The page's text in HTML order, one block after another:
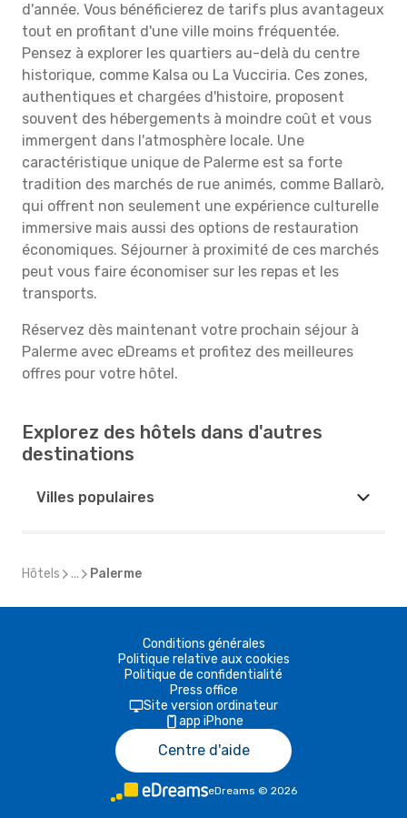
d'année. Vous bénéficierez de tarifs plus avantageux
tout en profitant d'une ville moins fréquentée.
Pensez à explorer les quartiers au-delà du centre
historique, comme Kalsa ou La Vucciria. Ces zones,
authentiques et chargées d'histoire, proposent
souvent des hébergements à moindre coût et vous
immergent dans l'atmosphère locale. Une
caractéristique unique de Palerme est sa forte
tradition des marchés de rue animés, comme Ballarò,
qui offrent non seulement une expérience culturelle
immersive mais aussi des options de restauration
économiques. Séjourner à proximité de ces marchés
peut vous faire économiser sur les repas et les
transports.
Réservez dès maintenant votre prochain séjour à
Palerme avec eDreams et profitez des meilleures
offres pour votre hôtel.
Explorez des hôtels dans d'autres
destinations
Villes populaires
Hôtels ... Palerme
Conditions générales
Politique relative aux cookies
Politique de confidentialité
Press office
Site version ordinateur
app iPhone
Centre d'aide
eDreams © 2026